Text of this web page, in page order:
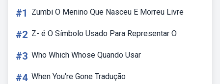
#1 Zumbi O Menino Que Nasceu E Morreu Livre
#2 Z- é O Símbolo Usado Para Representar O
#3 Who Which Whose Quando Usar
#4 When You're Gone Tradução